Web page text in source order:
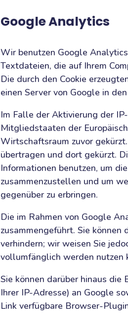
Google Analytics
Wir benutzen Google
Textdateien, die auf Ihrem
Die durch den Cookie
einen Server von Google in
Im Falle der Aktivierung der
Mitgliedstaaten der
Wirtschaftsraum zuvor
übertragen und dort gekürzt.
Informationen benutzen, um
zusammenzustellen und um
gegenüber zu erbringen.
Die im Rahmen von Google
zusammengeführt. Sie
verhindern; wir weisen Sie
vollumfänglich werden nutzen
Sie können darüber hinaus
Ihrer IP-Adresse) an Google
Link verfügbare Browser-